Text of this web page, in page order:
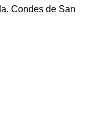
Condes de San